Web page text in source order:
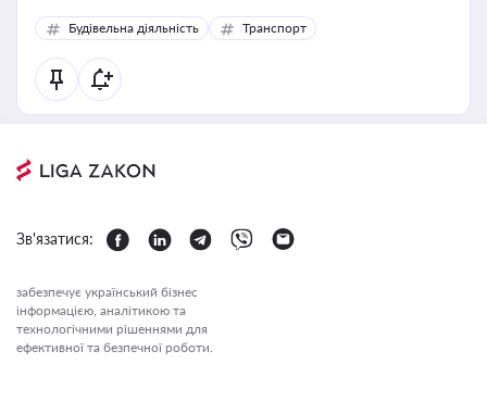
Будівельна діяльність Транспорт
Зв'язатися:
забезпечує український бізнес
інформацією, аналітикою та
технологічними рішеннями для
ефективної та безпечної роботи.